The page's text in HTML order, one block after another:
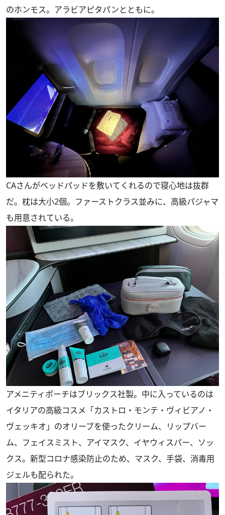
のホンモス。アラビアピタパンとともに。
CAさんがベッドパッドを敷いてくれるので寝心地は抜群
だ。枕は大小2個。ファーストクラス並みに、高級パジャマ
も用意されている。
アメニティポーチはブリックス社製。中に入っているのは
イタリアの高級コスメ「カストロ・モンテ・ヴィビアノ・
ヴェッキオ」のオリーブを使ったクリーム、リップバー
ム、フェイスミスト、アイマスク、イヤウィスパー、ソッ
クス。新型コロナ感染防止のため、マスク、手袋、消毒用
ジェルも配られた。